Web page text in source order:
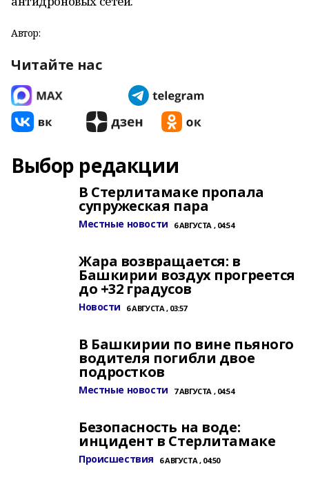
Автор:
Читайте нас
Выбор редакции
В Стерлитамаке пропала
супружеская пара
Местные новости 6 АВГУСТА , 04:54
Жара возвращается: в
Башкирии воздух прогреется
до +32 градусов
Новости 6 АВГУСТА , 03:57
В Башкирии по вине пьяного
водителя погибли двое
подростков
Местные новости 7 АВГУСТА , 04:54
Безопасность на воде:
инцидент в Стерлитамаке
Происшествия 6 АВГУСТА , 04:50